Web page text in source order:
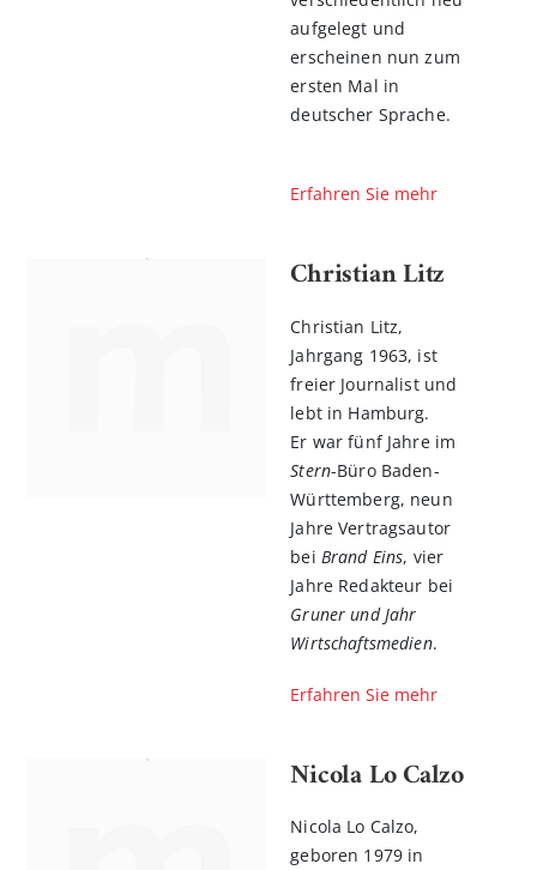
aufgelegt und
erscheinen nun zum
ersten Mal in
deutscher Sprache.
Erfahren Sie mehr
Christian Litz
Christian Litz,
Jahrgang 1963, ist
freier Journalist und
lebt in Hamburg.
Er war fünf Jahre im
Stern-Büro Baden-
Württemberg, neun
Jahre Vertragsautor
bei Brand Eins, vier
Jahre Redakteur bei
Gruner und Jahr
Wirtschaftsmedien.
Erfahren Sie mehr
Nicola Lo Calzo
Nicola Lo Calzo,
geboren 1979 in